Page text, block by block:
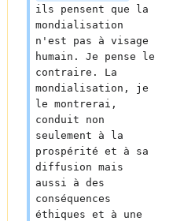
ils pensent que la
mondialisation
n'est pas à visage
humain. Je pense le
contraire. La
mondialisation, je
le montrerai,
conduit non
seulement à la
prospérité et à sa
diffusion mais
aussi à des
conséquences
éthiques et à une